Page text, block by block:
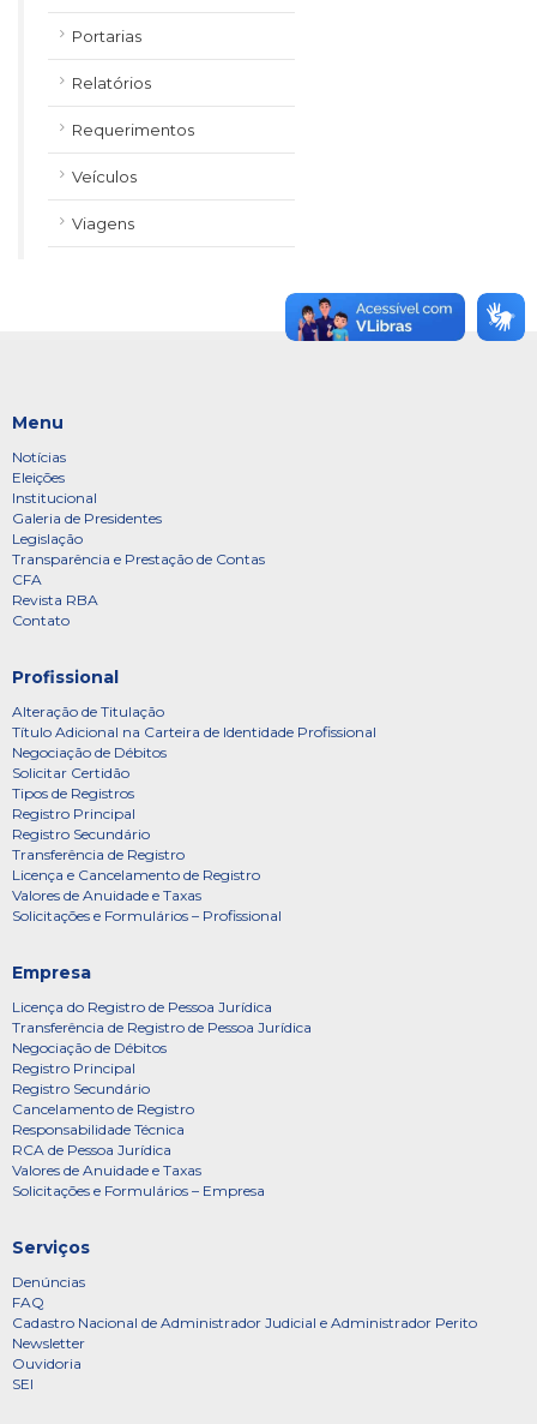
Portarias
Relatórios
Requerimentos
Veículos
Viagens
Menu
Notícias
Eleições
Institucional
Galeria de Presidentes
Legislação
Transparência e Prestação de Contas
CFA
Revista RBA
Contato
Profissional
Alteração de Titulação
Título Adicional na Carteira de Identidade Profissional
Negociação de Débitos
Solicitar Certidão
Tipos de Registros
Registro Principal
Registro Secundário
Transferência de Registro
Licença e Cancelamento de Registro
Valores de Anuidade e Taxas
Solicitações e Formulários – Profissional
Empresa
Licença do Registro de Pessoa Jurídica
Transferência de Registro de Pessoa Jurídica
Negociação de Débitos
Registro Principal
Registro Secundário
Cancelamento de Registro
Responsabilidade Técnica
RCA de Pessoa Jurídica
Valores de Anuidade e Taxas
Solicitações e Formulários – Empresa
Serviços
Denúncias
FAQ
Cadastro Nacional de Administrador Judicial e Administrador Perito
Newsletter
Ouvidoria
SEI